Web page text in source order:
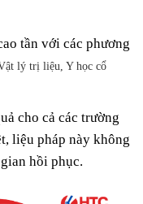
tần với các phương
lý trị liệu,Y học cổ
cho cả các trường
liệu pháp này không
hồi phục.